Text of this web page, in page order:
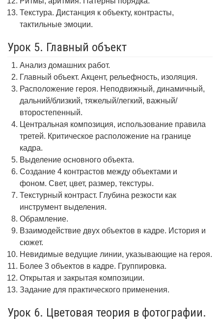
Текстура. Дистанция к объекту, контрасты,
тактильные эмоции.
Урок 5. Главный объект
Анализ домашних работ.
Главный объект. Акцент, рельефность, изоляция.
Расположение героя. Неподвижный, динамичный,
дальний/близкий, тяжелый/легкий, важный/
второстепенный.
Центральная композиция, использование правила
третей. Критическое расположение на границе
кадра.
Выделение основного объекта.
Создание 4 контрастов между объектами и
фоном. Свет, цвет, размер, текстуры.
Текстурный контраст. Глубина резкости как
инструмент выделения.
Обрамление.
Взаимодействие двух объектов в кадре. История и
сюжет.
Невидимые ведущие линии, указывающие на героя.
Более 3 объектов в кадре. Группировка.
Открытая и закрытая композиции.
Задание для практического применения.
Урок 6. Цветовая теория в фотографии.